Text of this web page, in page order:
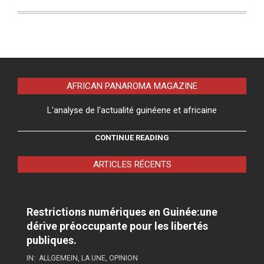
AFRICAN PANAROMA MAGAZINE
L'analyse de l'actualité guinéene et africaine
CONTINUE READING
ARTICLES RÉCENTS
Restrictions numériques en Guinée:une
dérive préoccupante pour les libertés
publiques.
IN: ALLGEMEIN, LA UNE, OPINION